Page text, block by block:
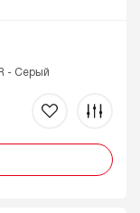
- Серый